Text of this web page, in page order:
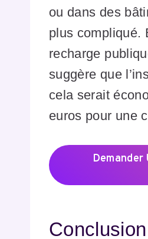
ou dans des
plus compliqué.
recharge
suggère que
cela serait
euros pour une
Conclusion